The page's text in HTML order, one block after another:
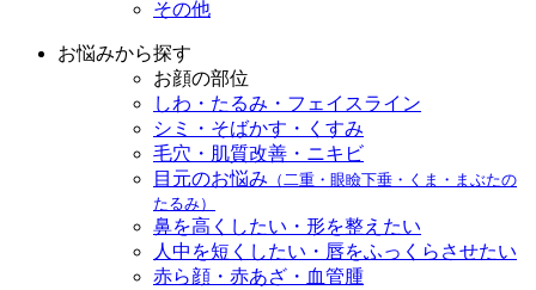
その他
お悩みから探す
お顔の部位
しわ・たるみ・フェイスライン
シミ・そばかす・くすみ
毛穴・肌質改善・ニキビ
目元のお悩み （二重・眼瞼下垂・くま・まぶたの
たるみ）
鼻を高くしたい・形を整えたい
人中を短くしたい・唇をふっくらさせたい
赤ら顔・赤あざ・血管腫